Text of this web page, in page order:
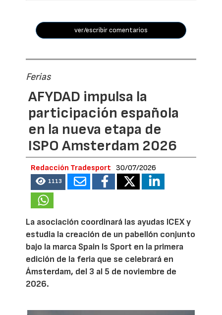
ver/escribir comentarios
Ferias
AFYDAD impulsa la
participación española
en la nueva etapa de
ISPO Amsterdam 2026
Redacción Tradesport 30/07/2026
1113
La asociación coordinará las ayudas ICEX y
estudia la creación de un pabellón conjunto
bajo la marca Spain Is Sport en la primera
edición de la feria que se celebrará en
Ámsterdam, del 3 al 5 de noviembre de
2026.